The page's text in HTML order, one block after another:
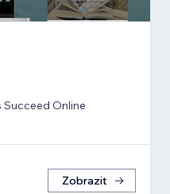
Succeed Online
Zobrazit